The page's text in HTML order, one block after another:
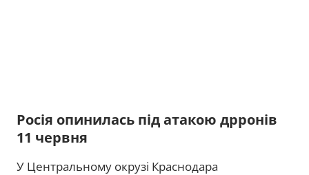
Росія опинилась під атакою дрронів
11 червня
У Центральному окрузі Краснодара